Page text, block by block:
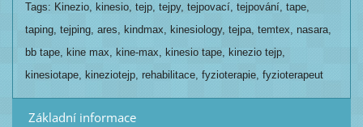
Tags: Kinezio, kinesio, tejp, tejpy, tejpovací, tejpování, tape,
taping, tejping, ares, kindmax, kinesiology, tejpa, temtex, nasara,
bb tape, kine max, kine-max, kinesio tape, kinezio tejp,
kinesiotape, kineziotejp, rehabilitace, fyzioterapie, fyzioterapeut
Základní informace